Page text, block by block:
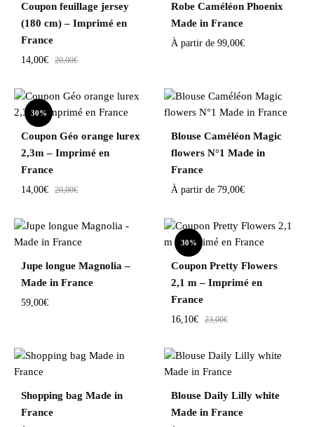
Coupon feuillage jersey
(180 cm) – Imprimé en
France
14,00€ 20,00€
Robe Caméléon Phoenix
Made in France
À partir de 99,00€
30%
Coupon Géo orange lurex
2,3m – Imprimé en
France
14,00€ 20,00€
Blouse Caméléon Magic
flowers N°1 Made in
France
À partir de 79,00€
Jupe longue Magnolia –
Made in France
59,00€
30%
Coupon Pretty Flowers
2,1 m – Imprimé en
France
16,10€ 23,00€
Shopping bag Made in
France
Blouse Daily Lilly white
Made in France